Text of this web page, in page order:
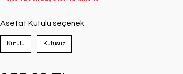
Asetat Kutulu seçenek
Kutulu Kutusuz